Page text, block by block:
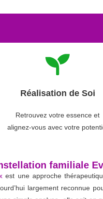
Réalisation de Soi
Retrouvez votre essence et
alignez-vous avec votre
familiale
est une approche
largement reconnue